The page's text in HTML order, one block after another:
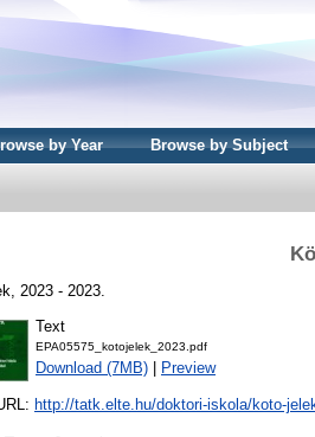
by Year Browse by Subject
2023 - 2023.
Text
EPA05575_kotojelek_2023.pdf
Download (7MB) Preview
http://tatk.elte.hu/doktori-iskola/koto-